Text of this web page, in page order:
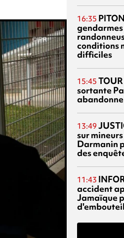
16:35
conditions
difficiles
15:45
sortante
13:49
sur
Darmanin
des
11:43
accident
Jamaïque